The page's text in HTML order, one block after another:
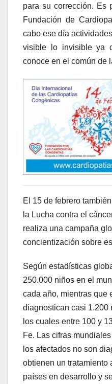
para su corrección. Es
Fundación de
cabo ese día
visible lo invisible ya
conoce en el común de
El 15 de febrero
la Lucha contra el
realiza una campaña
concientización sobre
Según estadísticas
250.000 niños en el
cada año, mientras que
diagnostican casi 1.200
los cuales entre 100 y
Fe. Las cifras
los afectados no son
obtienen un tratamiento
países en desarrollo y